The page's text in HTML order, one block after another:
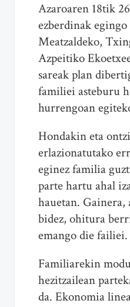
Azaroaren 18tik
ezberdinak
Meatzaldeko,
Azpeitiko
sareak plan
familiei asteburu
hurrengoan
Hondakin eta
erlazionatutako
eginez familia
parte hartu ahal
hauetan. Gainera,
bidez, ohitura
emango die failiei.
Familiarekin
hezitzailean
da. Ekonomia